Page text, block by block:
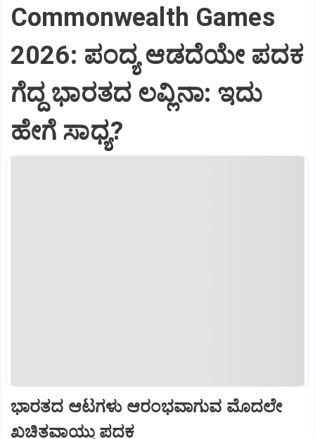
Commonwealth Games
2026: ಪಂದ್ಯ ಆಡದೆಯೇ ಪದಕ
ಗೆದ್ದ ಭಾರತದ ಲವ್ಲಿನಾ: ಇದು
ಹೇಗೆ ಸಾಧ್ಯ?
ಭಾರತದ ಆಟಗಳು ಆರಂಭವಾಗುವ ಮೊದಲೇ
ಖಚಿತವಾಯ್ತು ಪದಕ